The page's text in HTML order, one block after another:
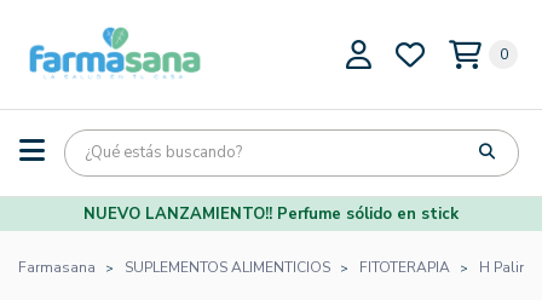
0
NUEVO LANZAMIENTO!! Perfume sólido en stick
Farmasana SUPLEMENTOS ALIMENTICIOS FITOTERAPIA H